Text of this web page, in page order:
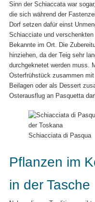
Sinn der Schiaccata war
die sich während der
Dorf setzen dafür einst
Schiacciate und
Bekannte im Ort. Die
hinziehen, da der Teig sehr
durchgeknetet werden muss.
Osterfrühstück zusammen
Beilagen oder als Dessert
Osterausflug an Pasquetta
Schiacciata di Pasqua
Pflanzen im
in der Tasche